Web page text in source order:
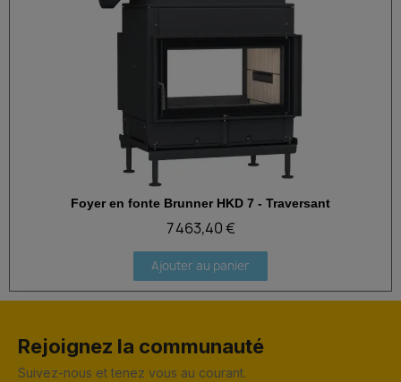
Aperçu rapide
Foyer en fonte Brunner HKD 7 - Traversant
7 463,40 €
Ajouter au panier
Rejoignez la communauté
Suivez-nous et tenez vous au courant.